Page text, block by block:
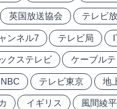
英国放送協会 テレビ
ンネル7 テレビ局
クステレビ ケーブル
NBC テレビ東京 地
イギリス 風間綾平